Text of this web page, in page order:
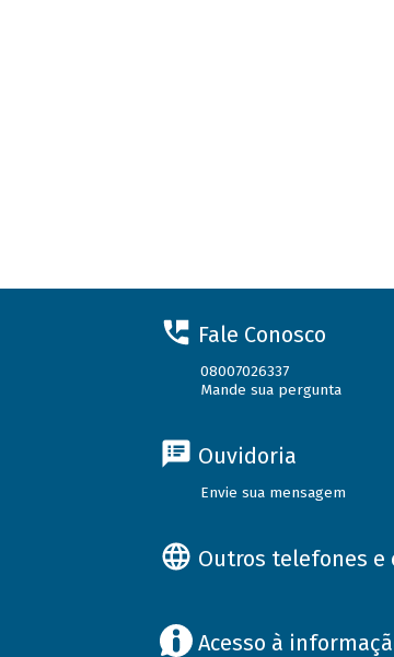
Fale Conosco
08007026337
Mande sua pergunta
Ouvidoria
Envie sua mensagem
Outros telefones e
Acesso à